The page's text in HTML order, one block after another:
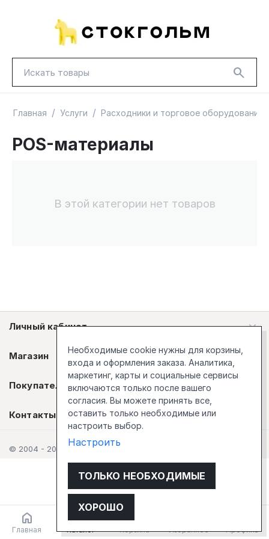
Главная / Услуги / Расходники и торговое оборудование
POS-материалы
В этой категории нет товаров
Личный кабинет
Магазин
Покупателям
Контакты
© 2004 - 2026 Стокгольм
Главная Каталог Корзина Избранное Профиль
Необходимые cookie нужны для корзины,
входа и оформления заказа. Аналитика,
маркетинг, карты и социальные сервисы
включаются только после вашего
согласия. Вы можете принять все,
оставить только необходимые или
настроить выбор.
Настроить
ТОЛЬКО НЕОБХОДИМЫЕ
ХОРОШО